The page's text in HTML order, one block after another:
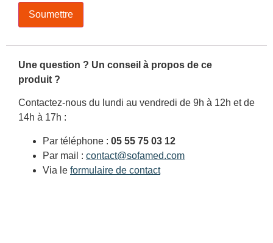
Une question ? Un conseil à propos de ce
produit ?
Contactez-nous du lundi au vendredi de 9h à 12h et de
14h à 17h :
Par téléphone : 05 55 75 03 12
Par mail : contact@sofamed.com
Via le formulaire de contact